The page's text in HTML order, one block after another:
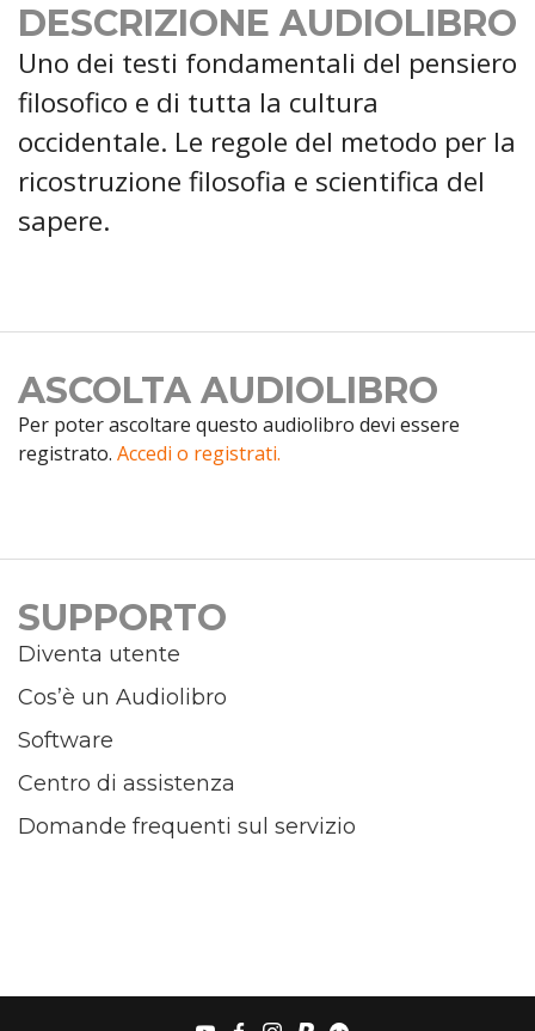
DESCRIZIONE AUDIOLIBRO
Uno dei testi fondamentali del pensiero
filosofico e di tutta la cultura
occidentale. Le regole del metodo per la
ricostruzione filosofia e scientifica del
sapere.
ASCOLTA AUDIOLIBRO
Per poter ascoltare questo audiolibro devi essere
registrato. Accedi o registrati.
SUPPORTO
Diventa utente
Cos’è un Audiolibro
Software
Centro di assistenza
Domande frequenti sul servizio